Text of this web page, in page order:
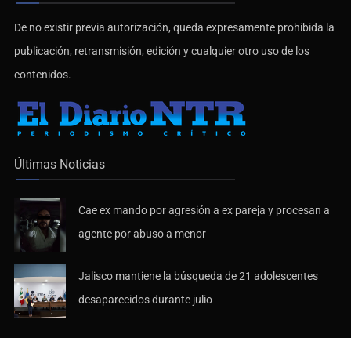
De no existir previa autorización, queda expresamente prohibida la
publicación, retransmisión, edición y cualquier otro uso de los
contenidos.
Últimas Noticias
Cae ex mando por agresión a ex pareja y procesan a
agente por abuso a menor
Jalisco mantiene la búsqueda de 21 adolescentes
desaparecidos durante julio